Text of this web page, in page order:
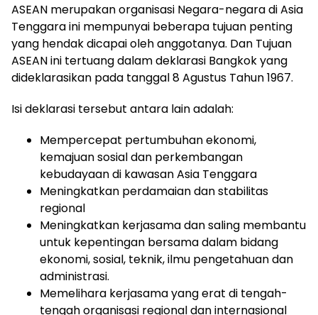
ASEAN merupakan organisasi Negara-negara di Asia
Tenggara ini mempunyai beberapa tujuan penting
yang hendak dicapai oleh anggotanya. Dan Tujuan
ASEAN ini tertuang dalam deklarasi Bangkok yang
dideklarasikan pada tanggal 8 Agustus Tahun 1967.
Isi deklarasi tersebut antara lain adalah:
Mempercepat pertumbuhan ekonomi,
kemajuan sosial dan perkembangan
kebudayaan di kawasan Asia Tenggara
Meningkatkan perdamaian dan stabilitas
regional
Meningkatkan kerjasama dan saling membantu
untuk kepentingan bersama dalam bidang
ekonomi, sosial, teknik, ilmu pengetahuan dan
administrasi.
Memelihara kerjasama yang erat di tengah-
tengah organisasi regional dan internasional